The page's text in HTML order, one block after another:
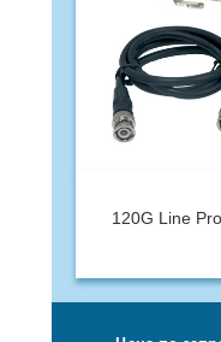
120G Line